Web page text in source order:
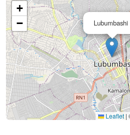
Lubumbashi
+
−
Leaflet |